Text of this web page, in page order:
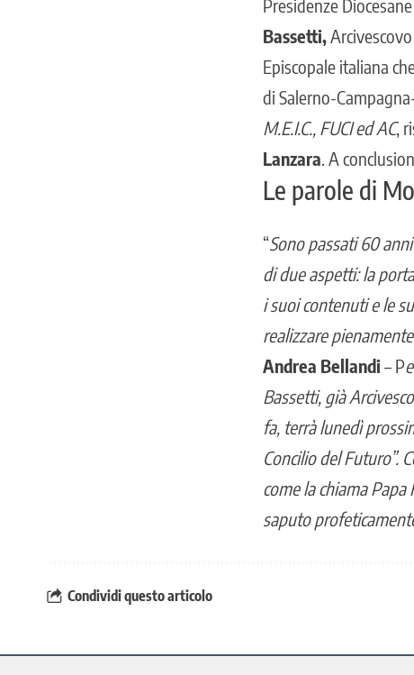
Presidenze
Bassetti,
Episcopale italiana
di Salerno-
M.E.I.C., FUCI ed AC,
Lanzara . A
Le parole di
“Sono passati 60
di due aspetti: la
i suoi contenuti e le
realizzare pienamente
Andrea Bellandi– P
Bassetti, già
fa, terrà lunedì
Concilio del Futuro”.
come la chiama
saputo
Condividi questo articolo